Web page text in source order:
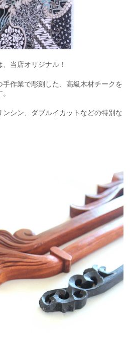
当店オリジナル！
作業で彫刻した、高級木材チークを
シン、ダブルイカットなどの特別な